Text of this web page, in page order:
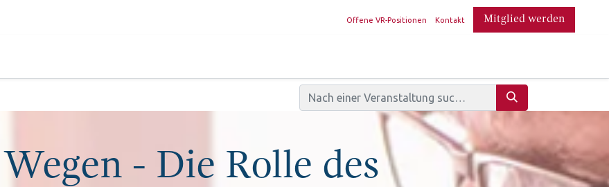
Offene VR-Positionen Kontakt Mitglied werden
- Die Rolle des